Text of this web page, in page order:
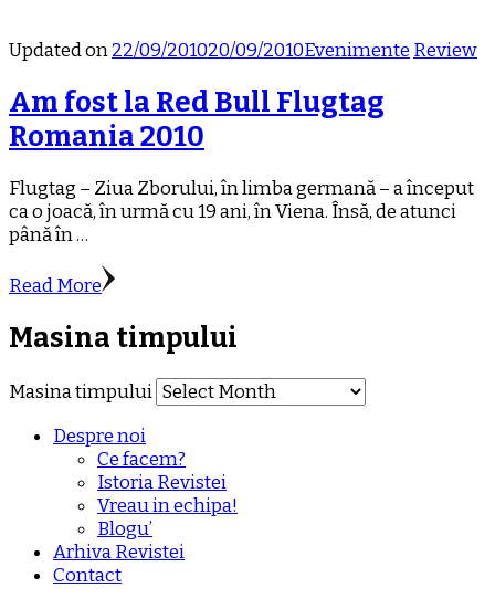
Updated on22/09/201020/09/2010Evenimente Review
Am fost la Red Bull Flugtag
Romania 2010
Flugtag – Ziua Zborului, în limba germană – a început
ca o joacă, în urmă cu 19 ani, în Viena. Însă, de atunci
până în …
Read More
Masina timpului
Masina timpului
Despre noi
Ce facem?
Istoria Revistei
Vreau in echipa!
Blogu’
Arhiva Revistei
Contact